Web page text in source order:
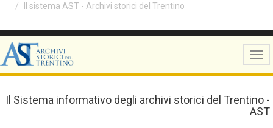
Il sistema AST - Archivi storici del Trentino
Il Sistema informativo degli archivi storici del Trentino -
AST